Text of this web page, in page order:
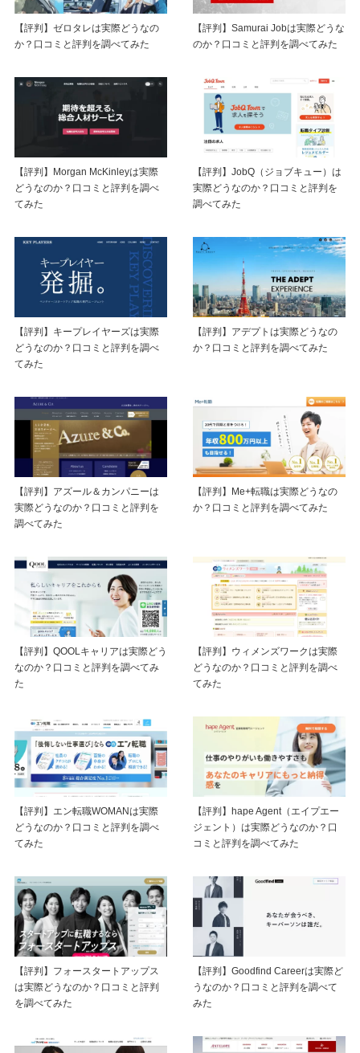
【評判】ゼロタレは実際どうなの
か？口コミと評判を調べてみた
【評判】Samurai Jobは実際どうな
のか？口コミと評判を調べてみた
【評判】Morgan McKinleyは実際
どうなのか？口コミと評判を調べ
てみた
【評判】JobQ（ジョブキュー）は
実際どうなのか？口コミと評判を
調べてみた
【評判】キープレイヤーズは実際
どうなのか？口コミと評判を調べ
てみた
【評判】アデプトは実際どうなの
か？口コミと評判を調べてみた
【評判】アズール＆カンパニーは
実際どうなのか？口コミと評判を
調べてみた
【評判】Me+転職は実際どうなの
か？口コミと評判を調べてみた
【評判】QOOLキャリアは実際どう
なのか？口コミと評判を調べてみ
た
【評判】ウィメンズワークは実際
どうなのか？口コミと評判を調べ
てみた
【評判】エン転職WOMANは実際
どうなのか？口コミと評判を調べ
てみた
【評判】hape Agent（エイプエー
ジェント）は実際どうなのか？口
コミと評判を調べてみた
【評判】フォースタートアップス
は実際どうなのか？口コミと評判
を調べてみた
【評判】Goodfind Careerは実際ど
うなのか？口コミと評判を調べて
みた